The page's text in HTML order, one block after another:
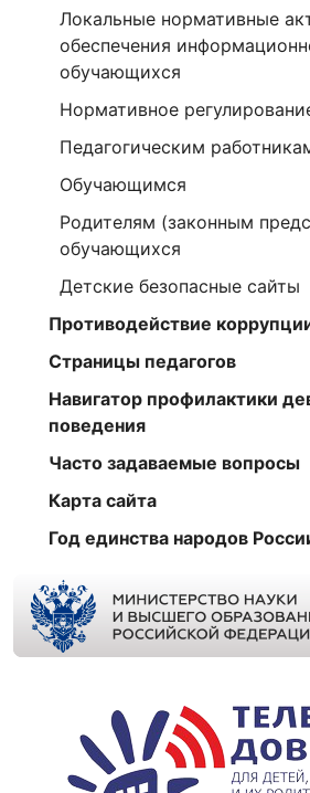
Локальные нормативные
обеспечения
обучающихся
Нормативное
Педагогическим
Обучающимся
Родителям (законным
обучающихся
Детские безопасные сайты
Противодействие
Страницы педагогов
Навигатор профилактики
поведения
Часто задаваемые вопросы
Карта сайта
Год единства народов